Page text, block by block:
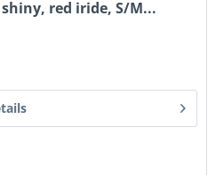
red iride, S/M...